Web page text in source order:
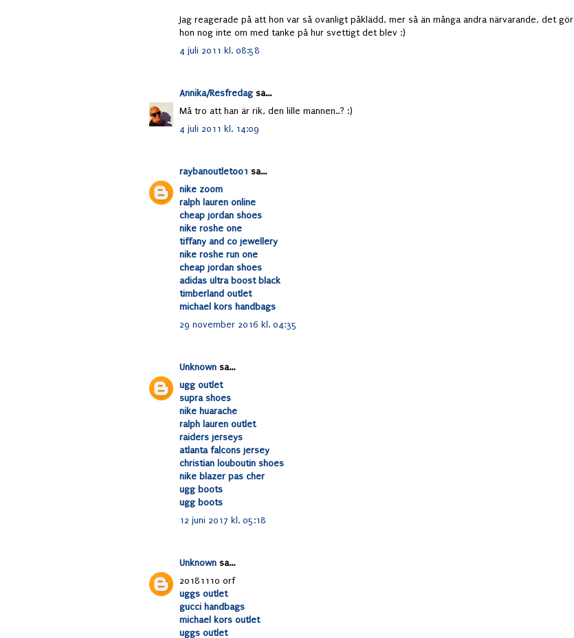
Jag reagerade på att hon var så ovanligt påklädd, mer så än många andra närvarande, det gör
hon nog inte om med tanke på hur svettigt det blev :)
4 juli 2011 kl. 08:58
Annika/Resfredagsa...
Må tro att han är rik, den lille mannen..? :)
4 juli 2011 kl. 14:09
raybanoutlet001 sa...
nike zoom
ralph lauren online
cheap jordan shoes
nike roshe one
tiffany and co jewellery
nike roshe run one
cheap jordan shoes
adidas ultra boost black
timberland outlet
michael kors handbags
29 november 2016 kl. 04:35
Unknown sa...
ugg outlet
supra shoes
nike huarache
ralph lauren outlet
raiders jerseys
atlanta falcons jersey
christian louboutin shoes
nike blazer pas cher
ugg boots
ugg boots
12 juni 2017 kl. 05:18
Unknown sa...
20181110 orf
uggs outlet
gucci handbags
michael kors outlet
uggs outlet